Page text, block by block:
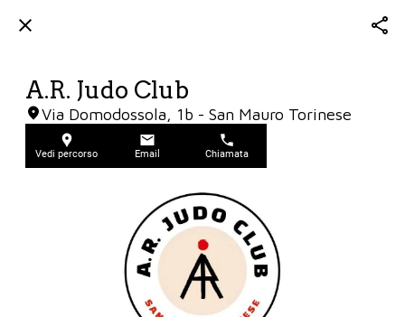
A.R. Judo Club
Via Domodossola, 1b - San Mauro Torinese
Vedi percorso Email Chiamata